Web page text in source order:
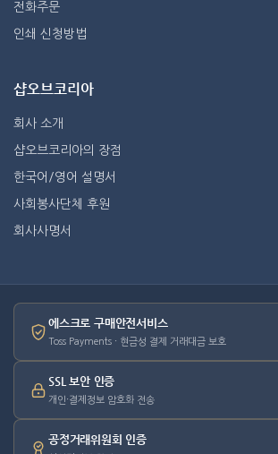
전화주문
인쇄 신청방법
샵오브코리아
회사 소개
샵오브코리아의 장점
한국어/영어 설명서
사회봉사단체 후원
회사사명서
에스크로 구매안전서비스
Toss Payments · 현금성 결제 거래대금 보호
SSL 보안 인증
개인·결제정보 암호화 전송
공정거래위원회 인증